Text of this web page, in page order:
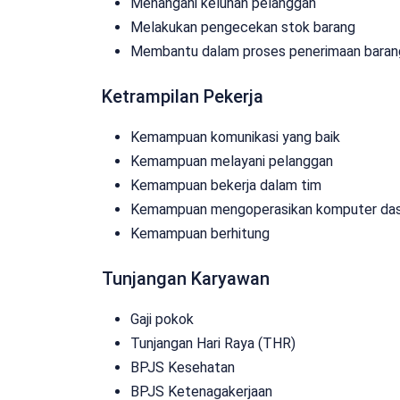
Melakukan pengecekan stok barang
Membantu dalam proses penerimaan
Ketrampilan Pekerja
Kemampuan komunikasi yang baik
Kemampuan melayani pelanggan
Kemampuan bekerja dalam tim
Kemampuan mengoperasikan komputer
Kemampuan berhitung
Tunjangan Karyawan
Gaji pokok
Tunjangan Hari Raya (THR)
BPJS Kesehatan
BPJS Ketenagakerjaan